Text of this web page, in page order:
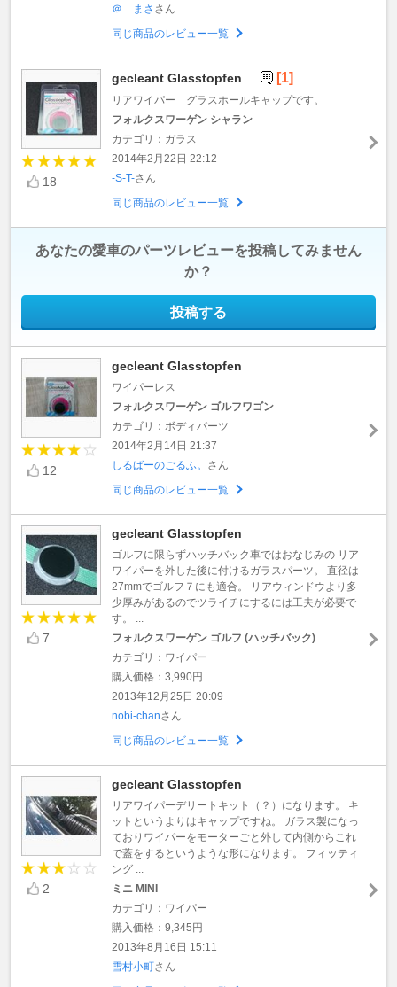
＠ まさ さん
同じ商品のレビュー一覧
18
gecleant Glasstopfen [1]
リアワイパー グラスホールキャップです。
フォルクスワーゲン シャラン
カテゴリ：ガラス
2014年2月22日 22:12
-S-T-さん
同じ商品のレビュー一覧
あなたの愛車のパーツレビューを投稿してみません
か？
投稿する
12
gecleant Glasstopfen
ワイパーレス
フォルクスワーゲン ゴルフワゴン
カテゴリ：ボディパーツ
2014年2月14日 21:37
しるばーのごるふ。 さん
同じ商品のレビュー一覧
7
gecleant Glasstopfen
ゴルフに限らずハッチバック車ではおなじみの リア
ワイパーを外した後に付けるガラスパーツ。 直径は
27mmでゴルフ７にも適合。 リアウィンドウより多
少厚みがあるのでツライチにするには工夫が必要で
す。 ...
フォルクスワーゲン ゴルフ (ハッチバック)
カテゴリ：ワイパー
購入価格：3,990円
2013年12月25日 20:09
nobi-chanさん
同じ商品のレビュー一覧
2
gecleant Glasstopfen
リアワイパーデリートキット（？）になります。 キ
ットというよりはキャップですね。 ガラス製になっ
ておりワイパーをモーターごと外して内側からこれ
で蓋をするというような形になります。 フィッティ
ング ...
ミニ MINI
カテゴリ：ワイパー
購入価格：9,345円
2013年8月16日 15:11
雪村小町さん